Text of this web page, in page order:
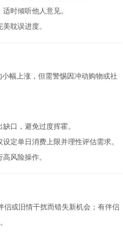
时倾听他人意见。
耽误进度。
幅上涨，但需警惕因冲动购物或社
口，避免过度挥霍。
定单日消费上限并理性评估需求。
风险操作。
侣或旧情干扰而错失新机会；有伴侣